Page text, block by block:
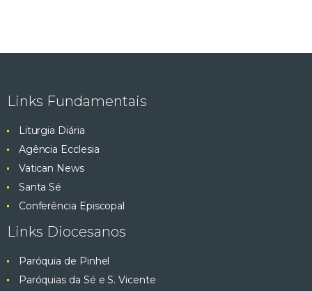
Links Fundamentais
Liturgia Diária
Agência Ecclesia
Vatican News
Santa Sé
Conferência Episcopal
Links Diocesanos
Paróquia de Pinhel
Paróquias da Sé e S. Vicente